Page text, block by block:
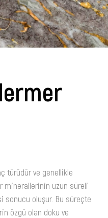
türüdür ve genellikle
minerallerinin uzun süreli
sonucu oluşur. Bu süreçte
özgü olan doku ve